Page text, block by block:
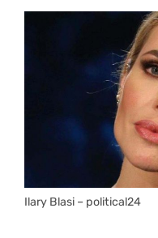
Ilary Blasi – political24